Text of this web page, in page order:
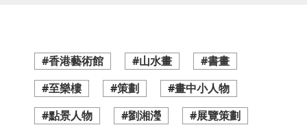
#香港藝術館 #山水畫
#書畫
#至樂樓
#策劃
#畫中小人物
#點景人物
#劉湘瀅 #展覽策劃